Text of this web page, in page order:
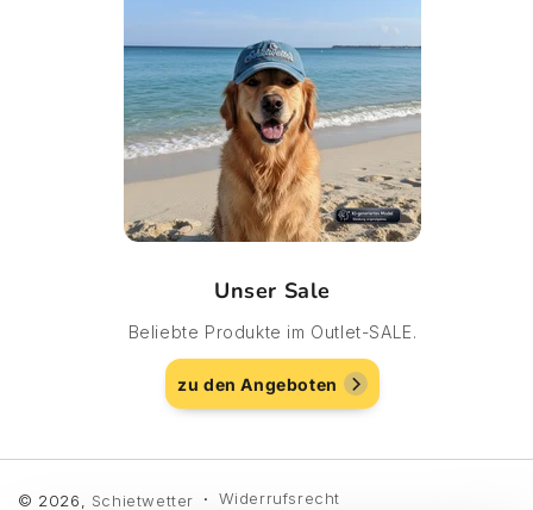
Unser Sale
Beliebte Produkte im Outlet-SALE.
zu den Angeboten
© 2026, Schietwetter Widerrufsrecht